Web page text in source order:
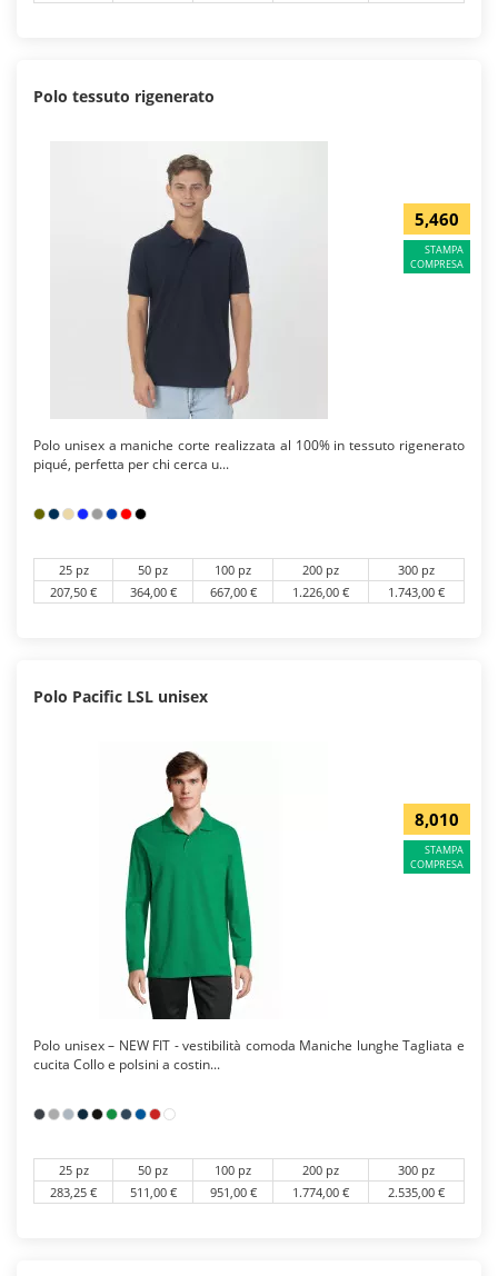
Polo tessuto rigenerato
5,460
STAMPA
COMPRESA
Polo unisex a maniche corte realizzata al 100% in tessuto rigenerato
piqué, perfetta per chi cerca u...
25 pz 50 pz 100 pz 200 pz
300 pz
207,50 €
364,00 € 667,00 € 1.226,00 € 1.743,00 €
Polo Pacific LSL unisex
8,010
STAMPA
COMPRESA
Polo unisex – NEW FIT - vestibilità comoda Maniche lunghe Tagliata e
cucita Collo e polsini a costin...
25 pz 50 pz 100 pz 200 pz
300 pz
283,25 €
511,00 € 951,00 € 1.774,00 € 2.535,00 €